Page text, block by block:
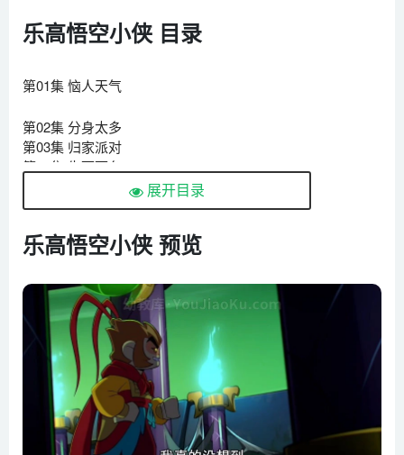
乐高悟空小侠 目录
第01集 恼人天气
第02集 分身太多
第03集 归家派对
第04集 生死面条
第06集 长城大赛
第08集 骷髅钥匙
第10集 终极一战
第11集 新春大吉
第12集 蜘蛛新年
第13集 天宫之城
第14集 胜利烟花
展开目录
乐高悟空小侠 预览